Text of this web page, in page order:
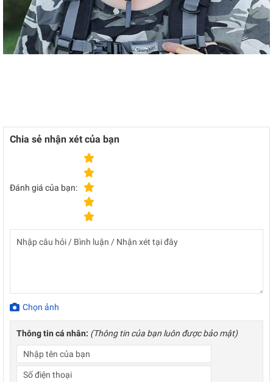
Chia sẻ nhận xét của bạn
Đánh giá của bạn:
Chọn ảnh
Thông tin cá nhân: (Thông tin của bạn luôn được bảo mật)